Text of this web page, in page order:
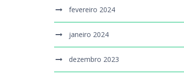
fevereiro 2024
janeiro 2024
dezembro 2023